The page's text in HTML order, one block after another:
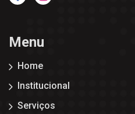
Menu
Home
Institucional
Serviços